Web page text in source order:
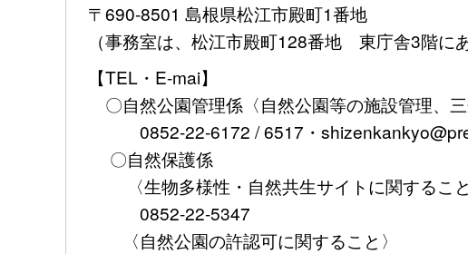
〒690-8501 島根県松江市殿町1番地
（事務室は、松江市殿町128番地 東庁舎3階に
【TEL・E-mai】
〇自然公園管理係〈自然公園等の施設管理、三
0852-22-6172 / 6517・
〇自然保護係
〈生物多様性・自然共生サイトに関すること
0852-22-5347
〈自然公園の許認可に関すること〉